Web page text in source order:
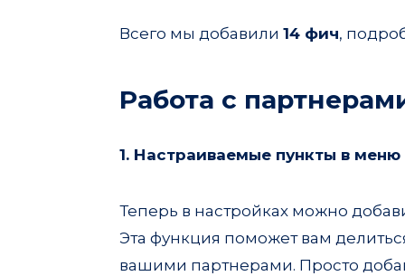
Всего мы добавили 14 фич,
Работа с
1. Настраиваемые пункты в меню
Теперь в настройках можно
Эта функция поможет вам
вашими партнерами. Просто